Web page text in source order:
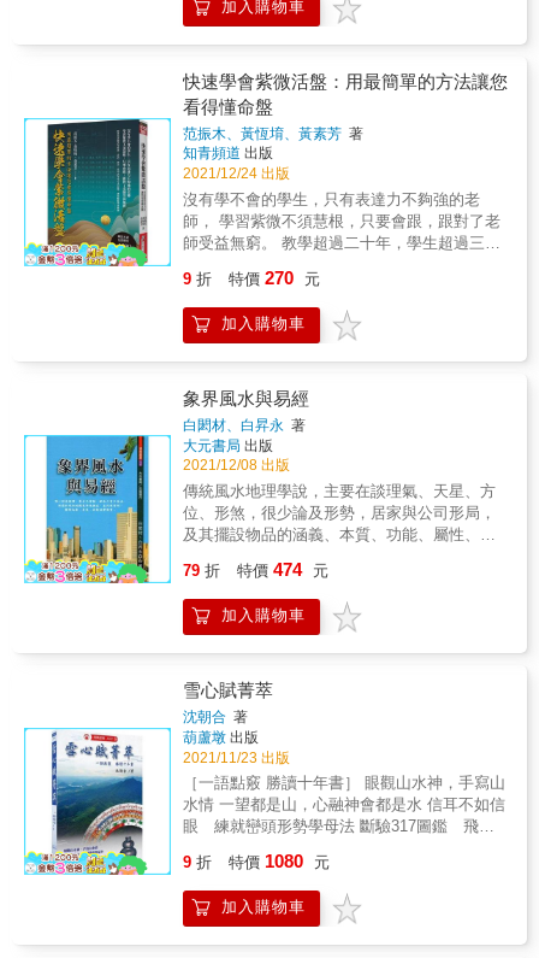
種人生問題。 & ★12大必學牌陣：一天一占
卜，好運都歸我！ 新增小目標牌陣、探索與突
「時間性」、「尋求解方」、「選擇性」、
「突發狀況應對」四大類問題，幾乎能涵蓋生
活中的各種疑難雜症與人際狀況。 & ★新增案
例說明：不藏私，一次教好教滿！ 為讓初學者
迅速了解每個牌陣的功能和使用方式，修訂版
增加占卜方式、提問技巧、解牌練習等詳細說
明，並為每個牌陣新增案例，透過青小鳥老師
生動的解說，由淺入深認識12個牌陣。 & ★附
錄紫微牌檢索表：輕鬆掌握星曜組合的含意！
以表格方式說明各主星牌搭配輔星牌及四化牌
後，在財運、工作、愛情等問題上該做何解，
方便初學者快速掌握解牌思路，順此方向去對
應所問之事，就不會再翻開牌後卻茫然沒有頭
緒了。 & & ＝延伸閱讀＝ 愛生活◆愛閱讀◆愛
創粉絲團：
https://www.facebook.com/iyao.book/
介紹了大維老師融合紫微斗數及易經卜卦原理
所設計出來的牌陣，簡單易學的特性，適合紫
版針對使用牌卡的常見問題做了優化，更易理
解與運用，並增加兩個進階功能的牌陣，能更
全面地解答各種人生問題。 & ★12大必學牌
陣：一天一占卜，好運都歸我！ 新增小目標牌
陣、探索與突破自我牌陣，搭配原有的10個牌
陣，能解答「時間性」、「尋求解方」、「選
擇性」、「突發狀況應對」四大類問題，幾乎
能涵蓋生活中的各種疑難雜症與人際狀況。 &
讓初學者迅速了解每個牌陣的功能和使用方
式，修訂版增加占卜方式、提問技巧、解牌練
習等詳細說明，並為每個牌陣新增案例，透過
青小鳥老師生動的解說，由淺入深認識12個牌
合的含意！ 以表格方式說明各主星牌搭配輔星
牌及四化牌後，在財運、工作、愛情等問題上
該做何解，方便初學者快速掌握解牌思路，順
此方向去對應所問之事，就不會再翻開牌後卻
茫然沒有頭緒了。 & & ＝延伸閱讀＝ 愛生活◆
愛閱讀◆愛創作 更多精采活動與新書訊息請關
注： 愛呦文創粉絲團：
https://www.facebook.com/iyao.book/
自己穩操勝算。
加入購物車
快速學會紫微活盤：用最簡單的方法讓您
看得懂命盤
范振木、黃恆堉、黃素芳 著
知青頻道 出版
2021/12/24 出版
沒有學不會的學生，只有表達力不夠強的老
師， 學習紫微不須慧根，只要會跟，跟對了老
師受益無窮。 教學超過二十年，學生超過三千
於學理鍥而不捨的研究精神，更是讓人折服，
作育英才無數，目前已造就多位優秀之命理界
菁英，並分佈在全省各地，對命理界的貢獻居
式，層次、條理分明，鉅細靡遺，旁徵博引，
深入淺出，好學好記。
9 折 特價 270 元
加入購物車
象界風水與易經
白閎材、白昇永 著
大元書局 出版
2021/12/08 出版
傳統風水地理學說，主要在談理氣、天星、方
位、形煞，很少論及形勢，居家與公司形局，
及其擺設物品的涵義、本質、功能、屬性、歸
異，居家或公司的擺設，到處是文明的產物，
而人們生活在其中，自然就會受其磁場與形象
的影響，進而產生許多吉凶現象，這是時下風
器物的吉凶，不能與時俱進，仍舊憑手捧羅盤
就要幫人堪宅，只會自誤誤人。因為易理寄寓
象，而且易經包含理、象、數，即使理氣當
運，而外局、內局或物件擺設不對，當運又有
何用？一間屋宅用理氣，頂多論三、五點，如
果依「象」及擺設可論三十、五十點吉凶現
象。更何況對於公司、工廠的人事、會計、經
營、研發、領導統御，營銷細節等，只有從
「象」及擺設形局才能精準論斷，用羅盤理氣
及選購陽宅時。萬物各有其質，有物形成象，
有形有象就有吉凶，所謂「天不語、象示吉
凶」，依作者長期研究景象、物象的經驗，理
79 折 特價 474 元
加入購物車
雪心賦菁萃
沈朝合 著
葫蘆墩 出版
2021/11/23 出版
［一語點竅 勝讀十年書］ 眼觀山水神，手寫山
水情 一望都是山，心融神會都是水 信耳不如信
眼 練就巒頭形勢學母法 斷驗317圖鑑 飛躍
必讀經典，相傳是唐朝卜應天著作，卜氏字則
巍，將山川理氣、龍穴砂水玄妙形勢之方圓規
矩著成賦文，是巒頭形勢學母法。原文用詞淺
9 折 特價 1080 元
加入購物車